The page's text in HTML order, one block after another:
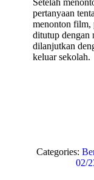
Setelah
pertanyaan
menonton film,
ditutup dengan
dilanjutkan
keluar sekolah.
Categories:
02/